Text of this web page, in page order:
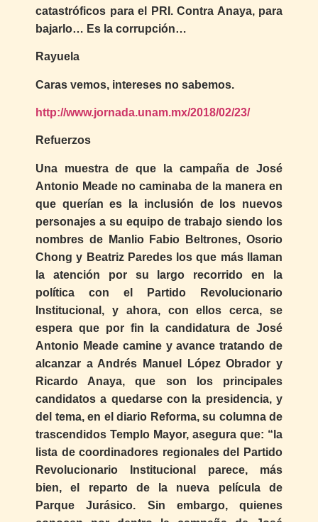
catastróficos para el PRI. Contra Anaya, para
bajarlo… Es la corrupción…
Rayuela
Caras vemos, intereses no sabemos.
http://www.jornada.unam.mx/2018/02/23/
Refuerzos
Una muestra de que la campaña de José
Antonio Meade no caminaba de la manera en
que querían es la inclusión de los nuevos
personajes a su equipo de trabajo siendo los
nombres de Manlio Fabio Beltrones, Osorio
Chong y Beatriz Paredes los que más llaman
la atención por su largo recorrido en la
política con el Partido Revolucionario
Institucional, y ahora, con ellos cerca, se
espera que por fin la candidatura de José
Antonio Meade camine y avance tratando de
alcanzar a Andrés Manuel López Obrador y
Ricardo Anaya, que son los principales
candidatos a quedarse con la presidencia, y
del tema, en el diario Reforma, su columna de
trascendidos Templo Mayor, asegura que: “la
lista de coordinadores regionales del Partido
Revolucionario Institucional parece, más
bien, el reparto de la nueva película de
Parque Jurásico. Sin embargo, quienes